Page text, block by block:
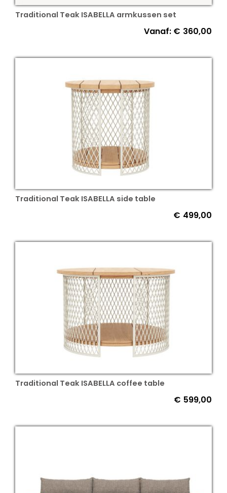
Traditional Teak ISABELLA armkussen set
Vanaf: € 360,00
Traditional Teak ISABELLA side table
€ 499,00
Traditional Teak ISABELLA coffee table
€ 599,00